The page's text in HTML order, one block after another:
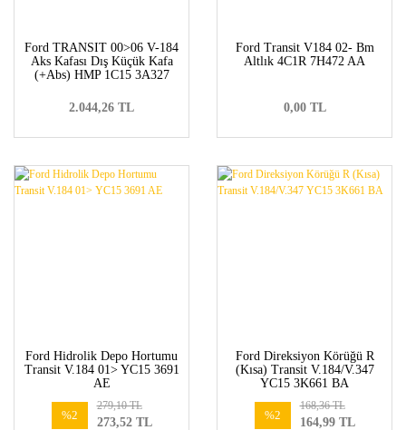
Ford TRANSIT 00>06 V-184
Aks Kafası Dış Küçük Kafa
(+Abs) HMP 1C15 3A327
2.044,26 TL
Ford Transit V184 02- Bm
Altlık 4C1R 7H472 AA
0,00 TL
Ford Hidrolik Depo Hortumu
Transit V.184 01> YC15 3691
AE
%2
273,52 TL
279,10 TL
Ford Direksiyon Körüğü R
(Kısa) Transit V.184/V.347
YC15 3K661 BA
%2
164,99 TL
168,36 TL